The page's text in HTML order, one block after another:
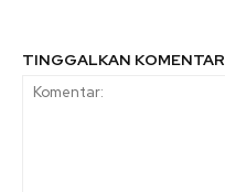
TINGGALKAN KOMENTAR